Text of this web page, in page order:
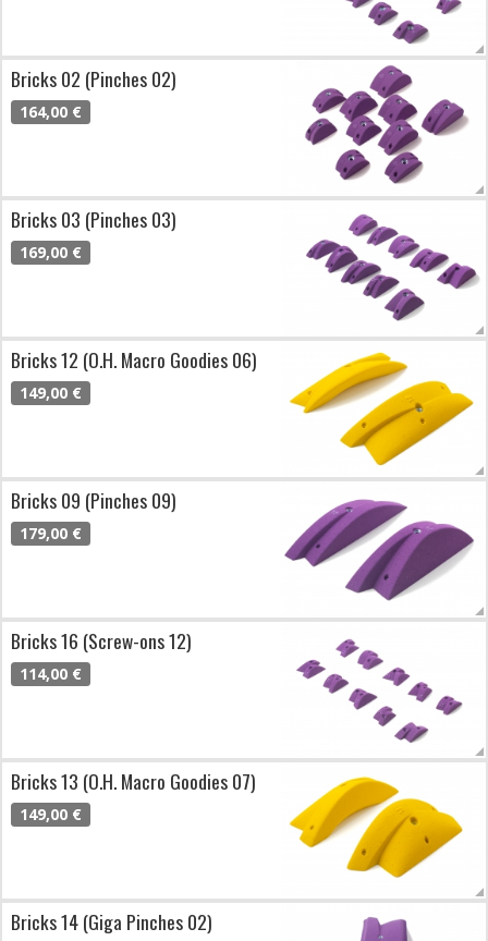
Bricks 02 (Pinches 02)
164,00 €
Bricks 03 (Pinches 03)
169,00 €
Bricks 12 (O.H. Macro Goodies 06)
149,00 €
Bricks 09 (Pinches 09)
179,00 €
Bricks 16 (Screw-ons 12)
114,00 €
Bricks 13 (O.H. Macro Goodies 07)
149,00 €
Bricks 14 (Giga Pinches 02)